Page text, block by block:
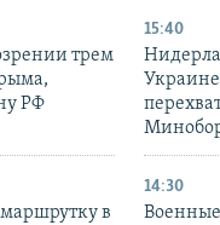
трем
РФ
15:40
в
14:30
Военные